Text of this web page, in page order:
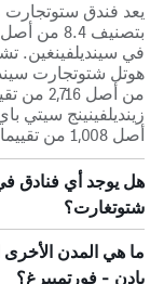
يعد فندق ستوتجارت
في سينديلفينغين.
من أصل
أصل 1,008 من تقييمات المستخدمين.
هل يوجد أي فنادق
شتوتغارت؟
ما هي المدن الأخرى
بادن - فورتمبيرغ؟